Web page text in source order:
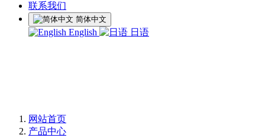
联系我们
简体中文
English 日语
网站首页
产品中心